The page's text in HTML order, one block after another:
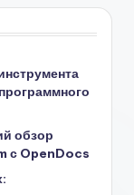
обзор
с OpenDocs